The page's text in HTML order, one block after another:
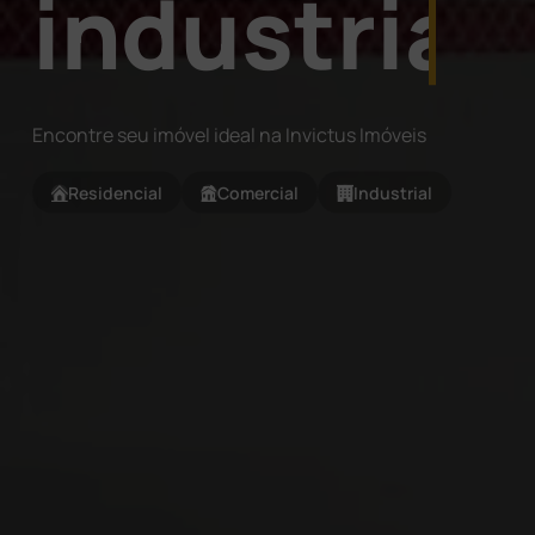
Encontre seu imóvel ideal na Invictus Imóveis
Residencial Comercial Industrial